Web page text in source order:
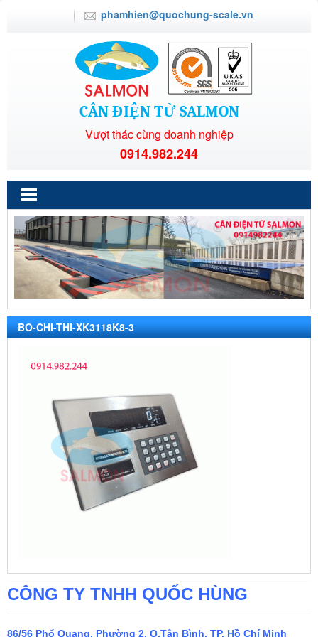
phamhien@quochung-scale.vn
CÂN ĐIỆN TỬ SALMON
Vượt thác cùng doanh nghiệp
0914.982.244
BO-CHI-THI-XK3118K8-3
CÔNG TY TNHH QUỐC HÙNG
86/56 Phổ Quang, Phường 2, Q.Tân Bình, TP. Hồ Chí Minh